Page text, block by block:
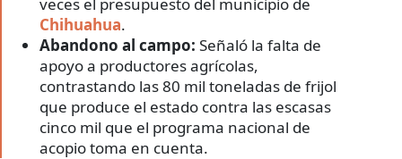
Chihuahua.
Abandono al campo: Señaló la falta de
apoyo a productores agrícolas,
contrastando las 80 mil toneladas de frijol
que produce el estado contra las escasas
cinco mil que el programa nacional de
acopio toma en cuenta.